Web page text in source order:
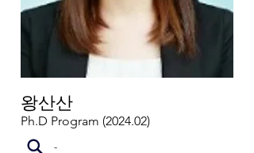
왕산산
Ph.D Program (2024.02)
-